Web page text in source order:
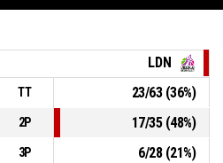
LDN
TT 23/63(36%)
2P 17/35(48%)
3P 6/28(21%)